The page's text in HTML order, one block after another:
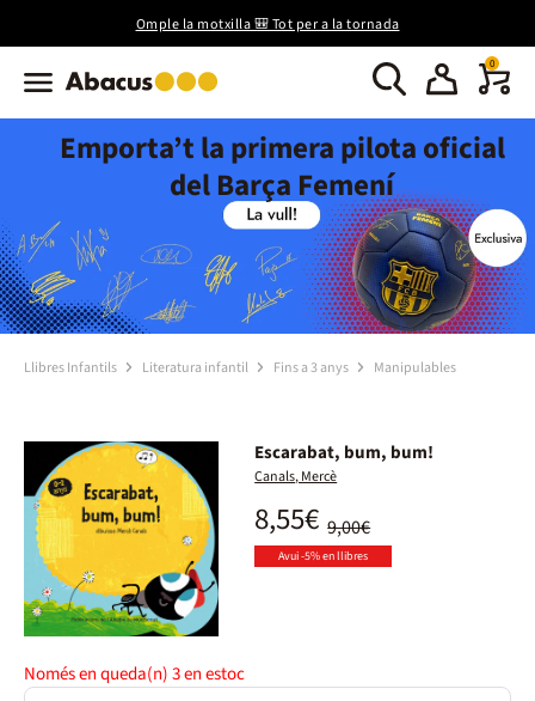
Omple la motxilla 🎒 Tot per a la tornada
0
Emporta’t la primera pilota oficial
del Barça Femení
Llibres Infantils Literatura infantil Fins a 3 anys Manipulables
Escarabat, bum, bum!
Canals, Mercè
9,00€
8,55€
Avui -5% en llibres
Només en queda(n)3en estoc